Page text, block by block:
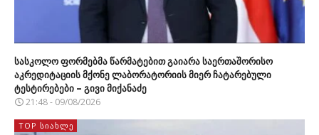
სასკოლო ფორმებმა წარმატებით გაიარა საერთაშორისო
აკრედიტაციის მქონე ლაბორატორიის მიერ ჩატარებული
ტესტირებები – გივი მიქანაძე
21:48 - 09/08/2026
TOP ᲡᲘᲐᲮᲚᲔ